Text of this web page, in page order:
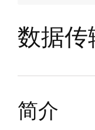
数据传
简介